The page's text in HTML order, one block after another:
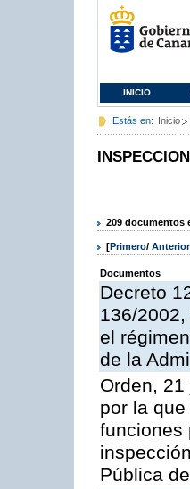
INICIO
Estás en: Inicio
209 documentos
[Primero/ Anterior
Documentos
Decreto
136/
el
de la
Orden,
por la
funciones
Pública